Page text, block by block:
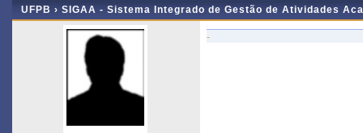
UFPB › SIGAA - Sistema Integrado de Gestão de Atividades
-